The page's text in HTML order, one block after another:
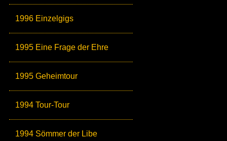
1996 Einzelgigs
1995 Eine Frage der Ehre
1995 Geheimtour
1994 Tour-Tour
1994 Sömmer der Libe